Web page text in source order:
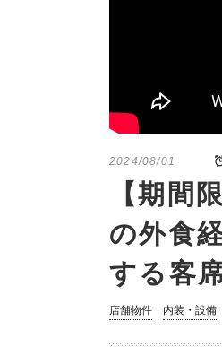
2024/08/01
【期間
の外食
する客
店舗物件 内装・設備